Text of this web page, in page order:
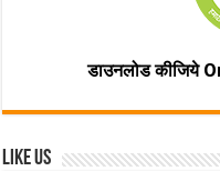
डाउनलोड कीजिये
Like Us